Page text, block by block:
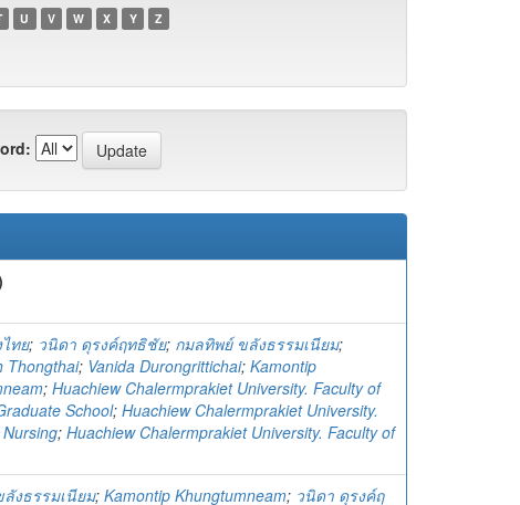
U V W X Y Z
ทย; วนิดา ดุรงค์ฤทธิชัย; กมลทิพย์ ขลังธรรมเนียม;
Thongthai; Vanida Durongrittichai; Kamontip
; Huachiew Chalermprakiet University. Faculty of
School; Huachiew Chalermprakiet University.
; Huachiew Chalermprakiet University. Faculty of
งธรรมเนียม; Kamontip Khungtumneam; วนิดา ดุรงค์ฤ